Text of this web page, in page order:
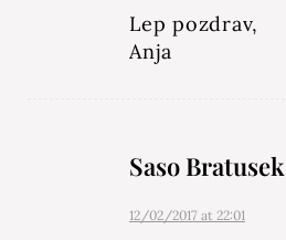
Lep pozdrav,
Anja
Saso Bratusek
12/02/2017 at 22:01